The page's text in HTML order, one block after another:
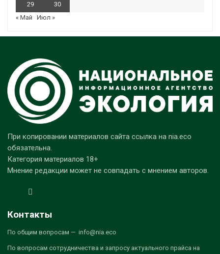
29
30
« Май
Июл »
При копировании материалов сайта ссылка на nia.eco
обязательна.
Категория материалов 18+
Мнение редакции может не совпадать с мнением авторов.
Контакты
По общим вопросам — info@nia.eco
По вопросам сотрудничества и запросу актуального прайса на